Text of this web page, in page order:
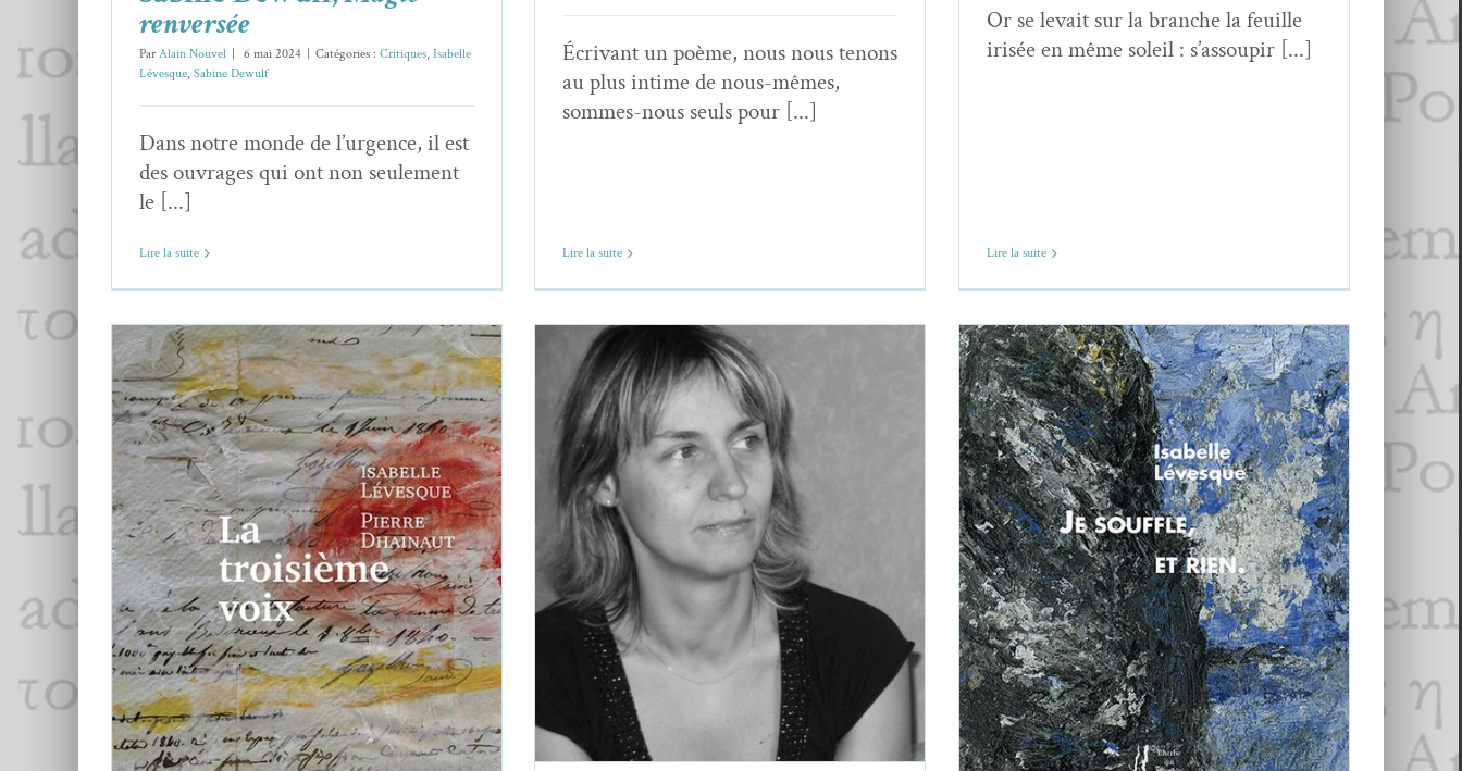
renversée
ParAlain Nouvel 6 mai 2024 Catégories : Critiques, Isabelle
Lévesque, Sabine Dewulf
Dans notre monde de l’urgence, il est
des ouvrages qui ont non seulement
le [...]
Lire la suite
Écrivant un poème, nous nous tenons
au plus intime de nous-mêmes,
sommes-nous seuls pour [...]
Lire la suite
Or se levait sur la branche la feuille
irisée en même soleil : s’assoupir [...]
Lire la suite
Un entretien avec Isabelle Lévesque
et Pierre Dhainaut
Essais & Chroniques Isabelle Lévesque Pierre Dhainaut
Pierre Dhainaut : QUESTIONS À
ISABELLE LÉVESQUE
Essais & Chroniques Isabelle Lévesque
Isabelle Lévesque,Je souffle, et rien
Critiques Isabelle Lévesque